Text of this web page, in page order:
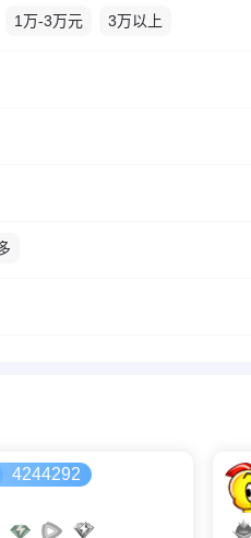
1万-3万元 3万以上
4244292